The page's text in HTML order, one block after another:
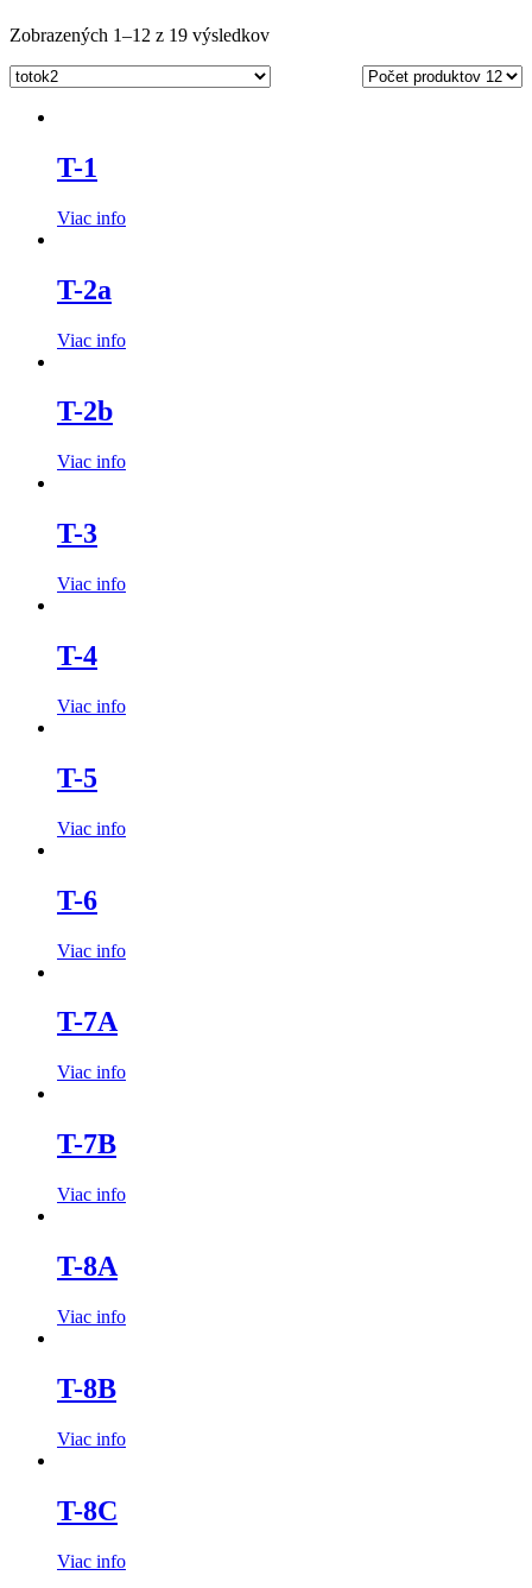
Zobrazených 1–12 z 19 výsledkov
T-1
Viac info
T-2a
Viac info
T-2b
Viac info
T-3
Viac info
T-4
Viac info
T-5
Viac info
T-6
Viac info
T-7A
Viac info
T-7B
Viac info
T-8A
Viac info
T-8B
Viac info
T-8C
Viac info